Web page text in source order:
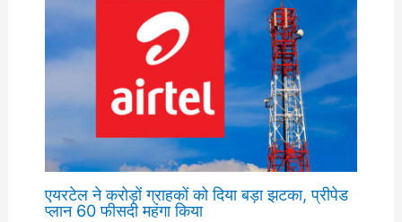
एयरटेल ने करोड़ों ग्राहकों को दिया बड़ा झटका, प्रीपेड
प्लान 60 फीसदी महंगा किया